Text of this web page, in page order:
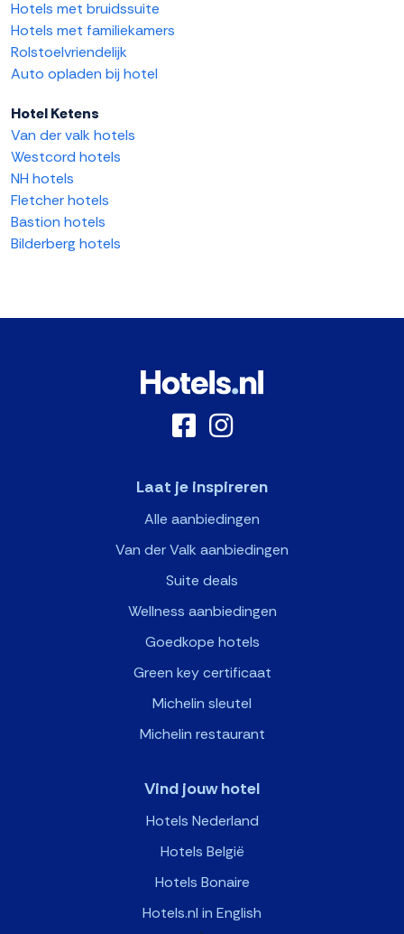
Hotels met bruidssuite
Hotels met familiekamers
Rolstoelvriendelijk
Auto opladen bij hotel
Hotel Ketens
Van der valk hotels
Westcord hotels
NH hotels
Fletcher hotels
Bastion hotels
Bilderberg hotels
Laat je inspireren
Alle aanbiedingen
Van der Valk aanbiedingen
Suite deals
Wellness aanbiedingen
Goedkope hotels
Green key certificaat
Michelin sleutel
Michelin restaurant
Vind jouw hotel
Hotels Nederland
Hotels België
Hotels Bonaire
Hotels.nl in English